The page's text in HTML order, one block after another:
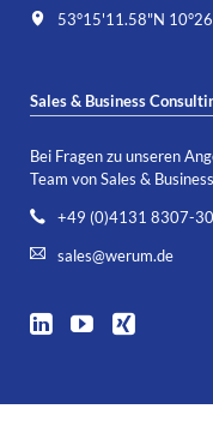
53°15'11.58"N
Sales & Business
Bei Fragen zu unseren
Team von Sales &
+49 (0)4131 8307-
sales@werum.de